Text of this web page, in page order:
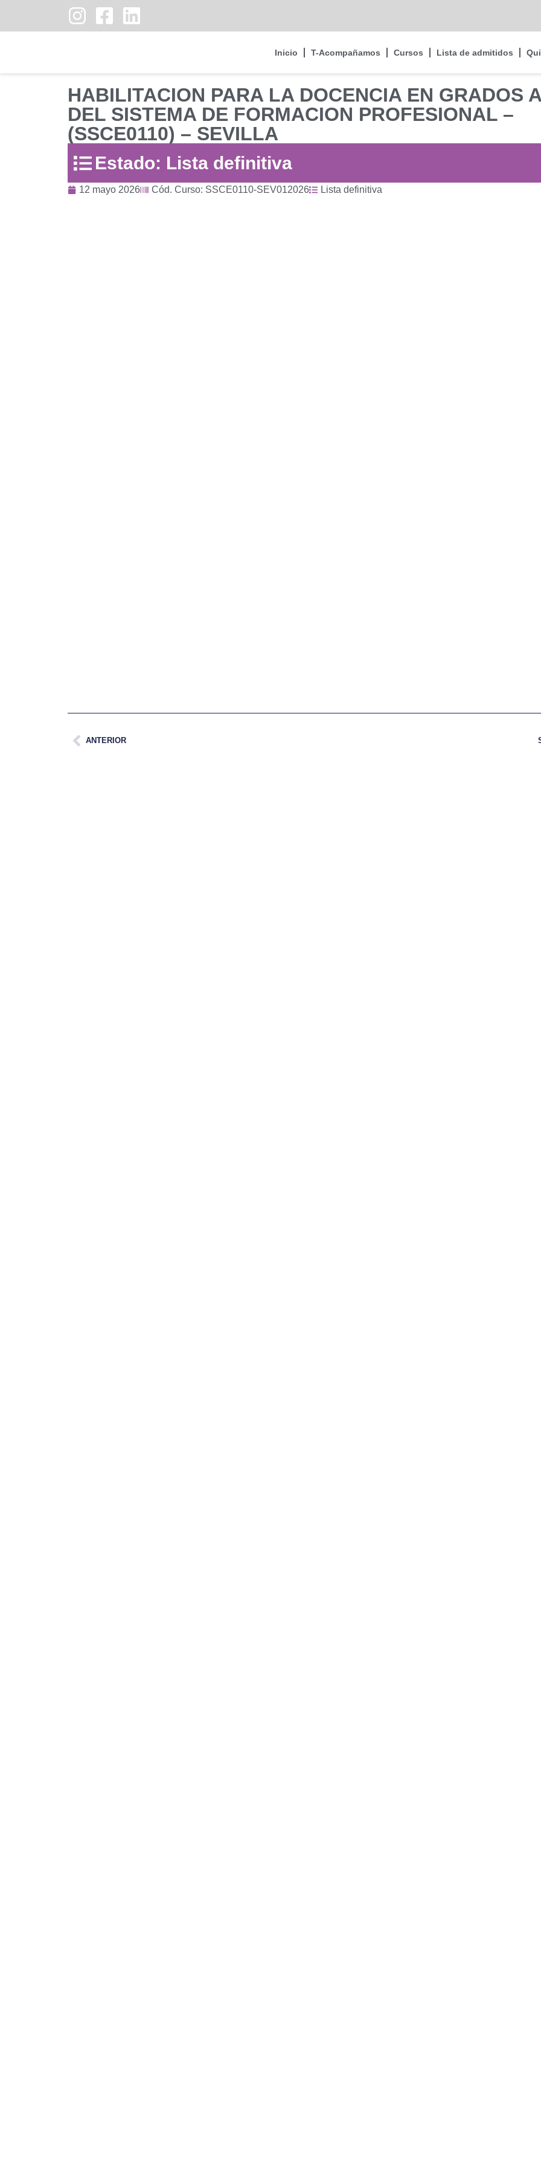
Inicio T-Acompañamos Cursos Lista de admitidos
HABILITACION PARA LA DOCENCIA EN GRADOS
DEL SISTEMA DE FORMACION PROFESIONAL –
(SSCE0110) – SEVILLA
Estado: Lista definitiva
12 mayo 2026 Cód. Curso: SSCE0110-SEV012026 Lista definitiva
ANTERIOR